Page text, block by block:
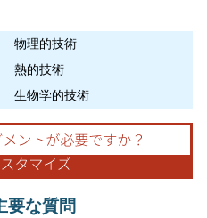
物理的技術
熱的技術
生物学的技術
要な質問